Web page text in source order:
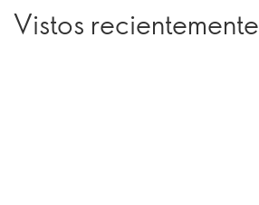
Vistos recientemente